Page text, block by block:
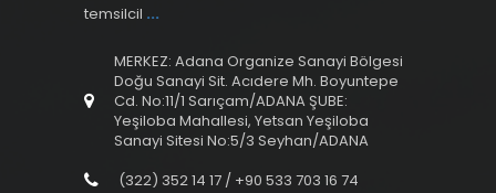
temsilcil ...
MERKEZ: Adana Organize Sanayi Bölgesi
Doğu Sanayi Sit. Acıdere Mh. Boyuntepe
Cd. No:11/1 Sarıçam/ADANA ŞUBE:
Yeşiloba Mahallesi, Yetsan Yeşiloba
Sanayi Sitesi No:5/3 Seyhan/ADANA
(322) 352 14 17 / +90 533 703 16 74